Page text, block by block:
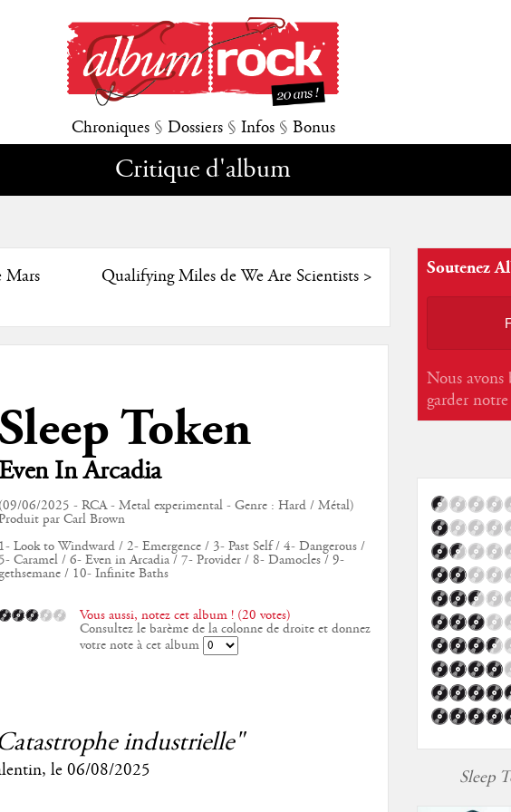
Chroniques § Dossiers § Infos § Bonus
Critique d'album
Mars Qualifying Miles de We Are Scientists>
Token
In Arcadia
06/2025 - RCA - Metal experimental - Genre : Hard / Métal)
par Carl Brown
Look to Windward / 2- Emergence / 3- Past Self / 4- Dangerous /
Caramel / 6- Even in Arcadia / 7- Provider / 8- Damocles / 9-
/ 10- Infinite Baths
Vous aussi, notez cet album ! (20 votes)
Consultez le barème de la colonne de droite et donnez
votre note à cet album
industrielle"
, le 06/08/2025
Soutenez
Nous avons
garder
Sleep